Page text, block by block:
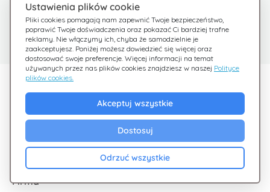
Ustawienia plików cookie
Pliki cookies pomagają nam zapewnić Twoje bezpieczeństwo,
poprawić Twoje doświadczenia oraz pokazać Ci bardziej trafne
reklamy. Nie włączymy ich, chyba że samodzielnie je
zaakceptujesz. Poniżej możesz dowiedzieć się więcej oraz
dostosować swoje preferencje. Więcej informacji na temat
używanych przez nas plików cookies znajdziesz w naszej Polityce
plików cookies.
Akceptuj wszystkie
Dostosuj
Odrzuć wszystkie
Potrzebujesz pomocy?
Jesteśmy tu dla Ciebie
Centrum pomocy
Sprawdź nasze FAQ
Odkryj Giftsy
Cashback
Blog
Firma